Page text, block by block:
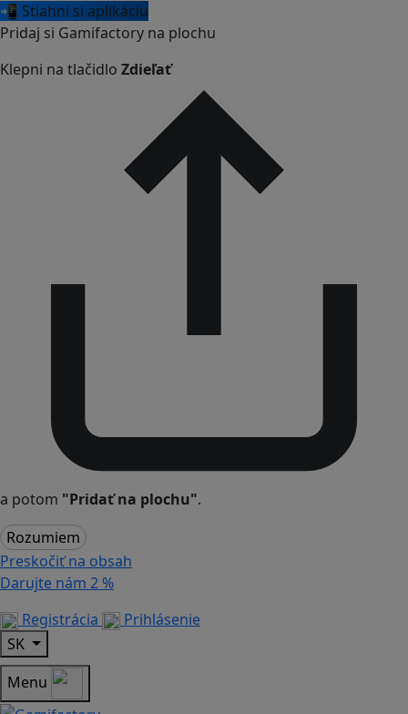
📲 Stiahni si aplikáciu
Pridaj si Gamifactory na plochu
Klepni na tlačidlo Zdieľať
a potom "Pridať na plochu".
Rozumiem
Preskočiť na obsah
Darujte nám 2 %
Registrácia
Prihlásenie
SK
Menu